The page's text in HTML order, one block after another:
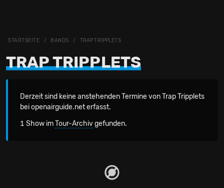
STARTSEITE BANDS TRAP TRIPPLETS
TRAP TRIPPLETS
Derzeit sind keine anstehenden Termine von Trap Tripplets
bei openairguide.net erfasst.
1 Show imTour-Archivgefunden.